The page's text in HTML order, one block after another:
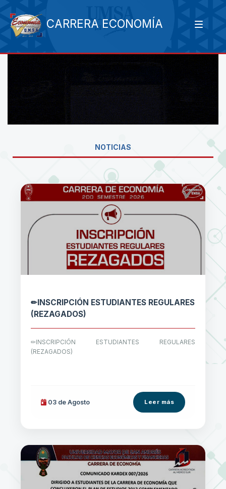
CARRERA ECONOMÍA
NOTICIAS
✏INSCRIPCIÓN ESTUDIANTES REGULARES
(REZAGADOS)
✏INSCRIPCIÓN ESTUDIANTES REGULARES
(REZAGADOS)
03 de Agosto Leer más